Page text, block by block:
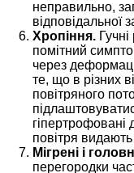
неправильно,
відповідальної
Хропіння.
помітний
через
те, що в різних
повітряного
гіпертрофовані
повітря видають
Мігрені і
перегородки